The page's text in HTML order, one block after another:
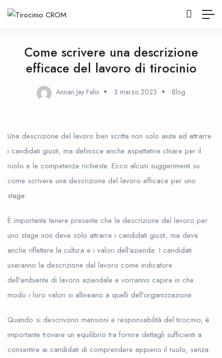
Come scrivere una descrizione
efficace del lavoro di tirocinio
Annan Jay Felix 3 marzo 2023 Blog
Una descrizione del lavoro ben scritta non solo aiuta ad attrarre
i candidati giusti, ma definisce anche aspettative chiare per il
ruolo e le competenze richieste. Ecco alcuni suggerimenti su
come scrivere una descrizione del lavoro efficace per uno
stage:
È importante tenere presente che la descrizione del lavoro per
uno stage non deve solo attrarre i candidati giusti, ma deve
anche riflettere la cultura e i valori dell'azienda. I candidati
useranno la descrizione del lavoro come indicatore
dell'ambiente di lavoro aziendale e vorranno capire in che
modo i loro valori si allineano a quelli dell'organizzazione.
Quando si descrivono mansioni e responsabilità del tirocinio, è
importante trovare un equilibrio tra fornire dettagli sufficienti a
consentire ai candidati di comprendere appieno il ruolo, senza